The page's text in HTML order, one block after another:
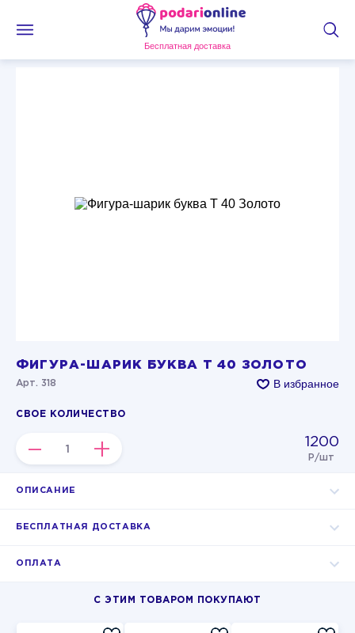
Бесплатная доставка
ФИГУРА-ШАРИК БУКВА Т 40 ЗОЛОТО
Арт. 318 В избранное
СВОЕ КОЛИЧЕСТВО
– + 1200
Р/шт
ОПИСАНИЕ
БЕСПЛАТНАЯ ДОСТАВКА
ОПЛАТА
С ЭТИМ ТОВАРОМ ПОКУПАЮТ